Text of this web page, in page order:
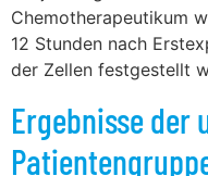
Chemotherapeutikum
12 Stunden nach
der Zellen festgestellt
Ergebnisse der